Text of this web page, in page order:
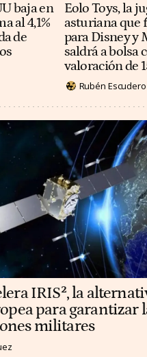
baja en
al 4,1%
de
Eolo Toys, la
asturiana que
para Disney y
saldrá a bolsa
valoración de
Rubén Escudero
IRIS², la
para garantizar
militares